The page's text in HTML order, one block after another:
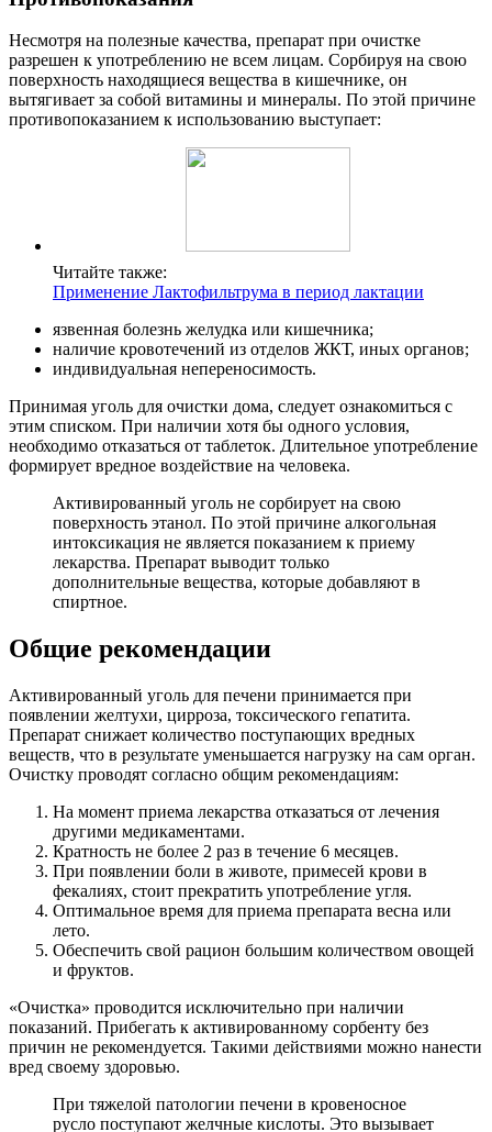
Несмотря на полезные качества, препарат при очистке
разрешен к употреблению не всем лицам. Сорбируя на свою
поверхность находящиеся вещества в кишечнике, он
вытягивает за собой витамины и минералы. По этой причине
противопоказанием к использованию выступает:
Читайте также:
Применение Лактофильтрума в период лактации
язвенная болезнь желудка или кишечника;
наличие кровотечений из отделов ЖКТ, иных органов;
индивидуальная непереносимость.
Принимая уголь для очистки дома, следует ознакомиться с
этим списком. При наличии хотя бы одного условия,
необходимо отказаться от таблеток. Длительное употребление
формирует вредное воздействие на человека.
Активированный уголь не сорбирует на свою
поверхность этанол. По этой причине алкогольная
интоксикация не является показанием к приему
лекарства. Препарат выводит только
дополнительные вещества, которые добавляют в
спиртное.
Общие рекомендации
Активированный уголь для печени принимается при
появлении желтухи, цирроза, токсического гепатита.
Препарат снижает количество поступающих вредных
веществ, что в результате уменьшается нагрузку на сам орган.
Очистку проводят согласно общим рекомендациям:
На момент приема лекарства отказаться от лечения
другими медикаментами.
Кратность не более 2 раз в течение 6 месяцев.
При появлении боли в животе, примесей крови в
фекалиях, стоит прекратить употребление угля.
Оптимальное время для приема препарата весна или
лето.
Обеспечить свой рацион большим количеством овощей
и фруктов.
«Очистка» проводится исключительно при наличии
показаний. Прибегать к активированному сорбенту без
причин не рекомендуется. Такими действиями можно нанести
вред своему здоровью.
При тяжелой патологии печени в кровеносное
русло поступают желчные кислоты. Это вызывает